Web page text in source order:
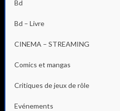
Bd
Bd – Livre
CINEMA – STREAMING
Comics et mangas
Critiques de jeux de rôle
Evénements